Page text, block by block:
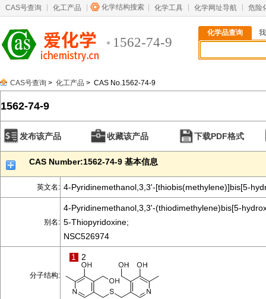
CAS号查询 化工产品 化学结构搜索 化学工具 化学网址导航 危险
1562-74-9
化学品查询
CAS号查询 > 化工产品 > CAS No.1562-74-9
1562-74-9
发布该产品 收藏该产品 下载PDF格式
CAS Number:1562-74-9 基本信息
英文名: 4-Pyridinemethanol,3,3'-[thiobis(methylene)]bis[5-
别名:
4-Pyridinemethanol,3,3'-(thiodimethylene)bis[5-
5-Thiopyridoxine;
NSC526974
分子结构:
1 2